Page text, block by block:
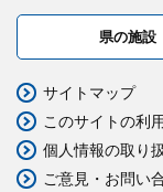
県の施設
サイトマップ
このサイトの利
個人情報の取り
ご意見・お問い